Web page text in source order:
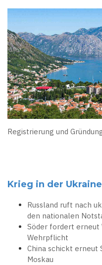
Registrierung und
Krieg in der Ukraine
Russland ruft nach
den nationalen
Söder fordert erneut
Wehrpflicht
China schickt erneut
Moskau